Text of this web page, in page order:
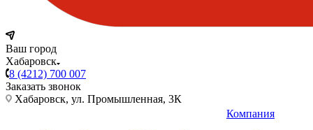
Ваш город
Хабаровск
8 (4212) 700 007
Заказать звонок
Хабаровск, ул. Промышленная, 3К
Компания